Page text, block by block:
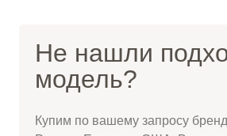
Не нашли
модель?
Купим по вашему запросу